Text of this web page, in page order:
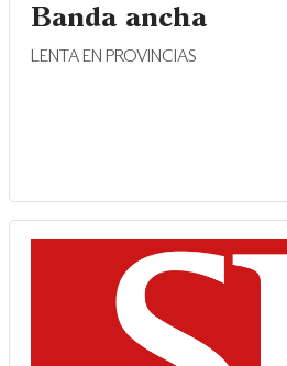
Banda ancha
LENTA EN PROVINCIAS